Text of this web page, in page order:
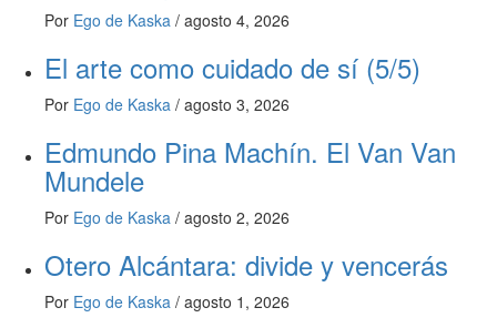
Por Ego de Kaska / agosto 4, 2026
El arte como cuidado de sí (5/5)
Por Ego de Kaska / agosto 3, 2026
Edmundo Pina Machín. El Van Van
Mundele
Por Ego de Kaska / agosto 2, 2026
Otero Alcántara: divide y vencerás
Por Ego de Kaska / agosto 1, 2026